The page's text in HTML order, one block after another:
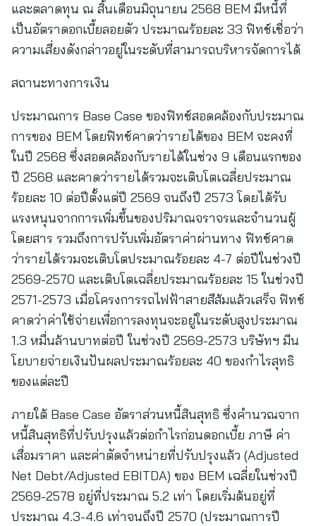
และตลาดทุน ณ สิ้นเดือนมิถุนายน 2568 BEM มีหนี้ที่
เป็นอัตราดอกเบี้ยลอยตัว ประมาณร้อยละ 33 ฟิทช์เชื่อว่า
ความเสี่ยงดังกล่าวอยู่ในระดับที่สามารถบริหารจัดการได้
สถานะทางการเงิน
ประมาณการ Base Case ของฟิทช์สอดคล้องกับประมาณ
การของ BEM โดยฟิทช์คาดว่ารายได้ของ BEM จะคงที่
ในปี 2568 ซึ่งสอดคล้องกับรายได้ในช่วง 9 เดือนแรกของ
ปี 2568 และคาดว่ารายได้รวมจะเติบโตเฉลี่ยประมาณ
ร้อยละ 10 ต่อปีตั้งแต่ปี 2569 จนถึงปี 2573 โดยได้รับ
แรงหนุนจากการเพิ่มขึ้นของปริมาณจราจรและจำนวนผู้
โดยสาร รวมถึงการปรับเพิ่มอัตราค่าผ่านทาง ฟิทช์คาด
ว่ารายได้รวมจะเติบโตประมาณร้อยละ 4-7 ต่อปีในช่วงปี
2569-2570 และเติบโตเฉลี่ยประมาณร้อยละ 15 ในช่วงปี
2571-2573 เมื่อโครงการรถไฟฟ้าสายสีส้มแล้วเสร็จ ฟิทช์
คาดว่าค่าใช้จ่ายเพื่อการลงทุนจะอยู่ในระดับสูงประมาณ
1.3 หมื่นล้านบาทต่อปี ในช่วงปี 2569-2573 บริษัทฯ มีน
โยบายจ่ายเงินปันผลประมาณร้อยละ 40 ของกำไรสุทธิ
ของแต่ละปี
ภายใต้ Base Case อัตราส่วนหนี้สินสุทธิ ซึ่งคำนวณจาก
หนี้สินสุทธิที่ปรับปรุงแล้วต่อกำไรก่อนดอกเบี้ย ภาษี ค่า
เสื่อมราคา และค่าตัดจำหน่ายที่ปรับปรุงแล้ว (Adjusted
Net Debt/Adjusted EBITDA) ของ BEM เฉลี่ยในช่วงปี
2569-2578 อยู่ที่ประมาณ 5.2 เท่า โดยเริ่มต้นอยู่ที่
ประมาณ 4.3-4.6 เท่าจนถึงปี 2570 (ประมาณการปี